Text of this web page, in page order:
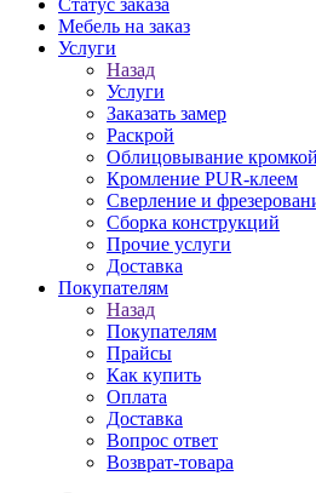
Статус заказа
Мебель на заказ
Услуги
Назад
Услуги
Заказать замер
Раскрой
Облицовывание кромкой
Кромление PUR-клеем
Сверление и
Сборка конструкций
Прочие услуги
Доставка
Покупателям
Назад
Покупателям
Прайсы
Как купить
Оплата
Доставка
Вопрос ответ
Возврат-товара